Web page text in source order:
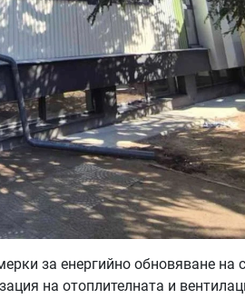
за енергийно обновяване на
на отоплителната и